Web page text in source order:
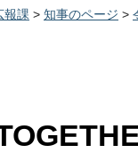
報課 > 知事のページ >